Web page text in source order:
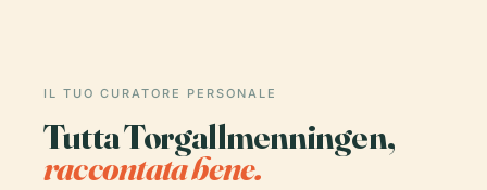
IL TUO CURATORE PERSONALE
Tutta Torgallmenningen,
raccontata bene.